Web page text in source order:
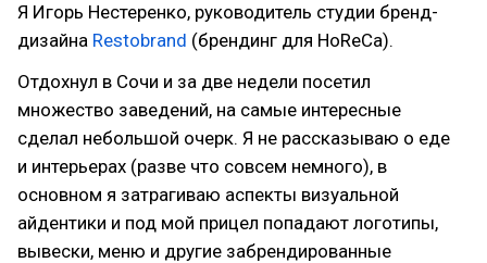
Я Игорь Нестеренко, руководитель студии бренд-
дизайна Restobrand (брендинг для HoReCa).
Отдохнул в Сочи и за две недели посетил
множество заведений, на самые интересные
сделал небольшой очерк. Я не рассказываю о еде
и интерьерах (разве что совсем немного), в
основном я затрагиваю аспекты визуальной
айдентики и под мой прицел попадают логотипы,
вывески, меню и другие забрендированные